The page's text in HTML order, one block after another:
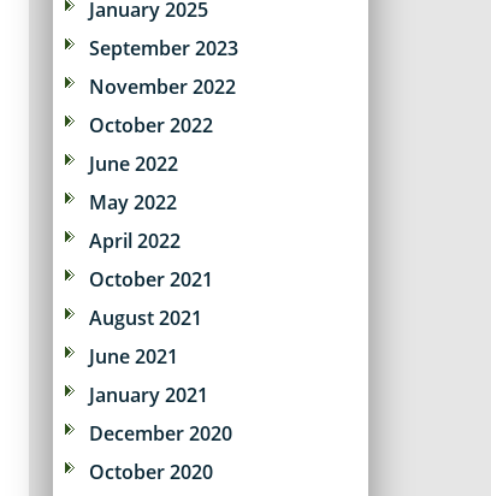
January 2025
September 2023
November 2022
October 2022
June 2022
May 2022
April 2022
October 2021
August 2021
June 2021
January 2021
December 2020
October 2020